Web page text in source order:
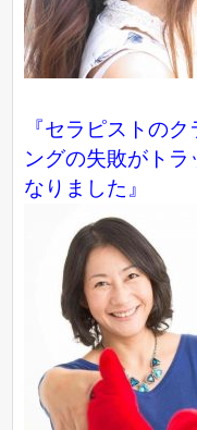
『セラピストの
ングの失敗がト
なりました』